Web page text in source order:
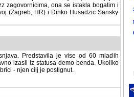
ona se istakla bogatim i
(Zagreb, HR) i Dinko Husadzic Sansky
Predstavila je vise od 60 mladih
izasli iz statusa demo benda. Ukoliko im
- njen cilj je postignut.